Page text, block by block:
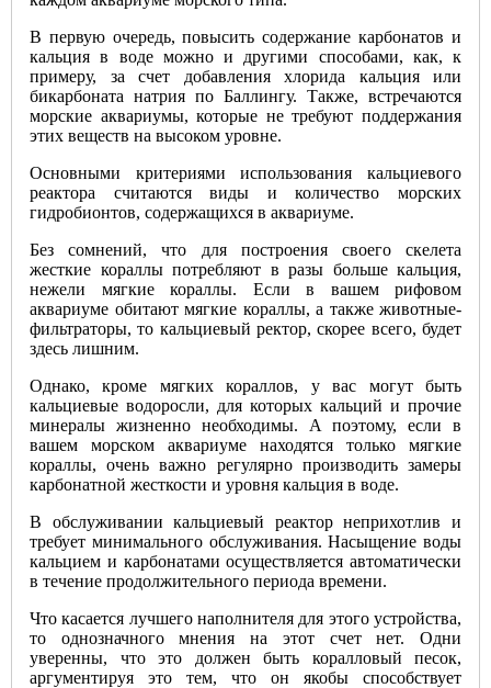
В первую очередь, повысить содержание карбонатов и
кальция в воде можно и другими способами, как, к
примеру, за счет добавления хлорида кальция или
бикарбоната натрия по Баллингу. Также, встречаются
морские аквариумы, которые не требуют поддержания
этих веществ на высоком уровне.
Основными критериями использования кальциевого
реактора считаются виды и количество морских
гидробионтов, содержащихся в аквариуме.
Без сомнений, что для построения своего скелета
жесткие кораллы потребляют в разы больше кальция,
нежели мягкие кораллы. Если в вашем рифовом
аквариуме обитают мягкие кораллы, а также животные-
фильтраторы, то кальциевый ректор, скорее всего, будет
здесь лишним.
Однако, кроме мягких кораллов, у вас могут быть
кальциевые водоросли, для которых кальций и прочие
минералы жизненно необходимы. А поэтому, если в
вашем морском аквариуме находятся только мягкие
кораллы, очень важно регулярно производить замеры
карбонатной жесткости и уровня кальция в воде.
В обслуживании кальциевый реактор неприхотлив и
требует минимального обслуживания. Насыщение воды
кальцием и карбонатами осуществляется автоматически
в течение продолжительного периода времени.
Что касается лучшего наполнителя для этого устройства,
то однозначного мнения на этот счет нет. Одни
уверенны, что это должен быть коралловый песок,
аргументируя это тем, что он якобы способствует